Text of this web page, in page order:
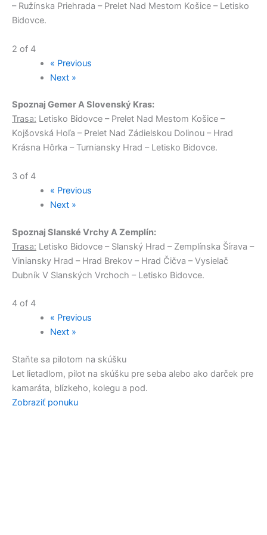
– Ružínska Priehrada – Prelet Nad Mestom Košice – Letisko
Bidovce.
2 of 4
« Previous
Next »
Spoznaj Gemer A Slovenský Kras:
Trasa: Letisko Bidovce – Prelet Nad Mestom Košice –
Kojšovská Hoľa – Prelet Nad Zádielskou Dolinou – Hrad
Krásna Hôrka – Turniansky Hrad – Letisko Bidovce.
3 of 4
« Previous
Next »
Spoznaj Slanské Vrchy A Zemplín:
Trasa: Letisko Bidovce – Slanský Hrad – Zemplínska Šírava –
Viniansky Hrad – Hrad Brekov – Hrad Čičva – Vysielač
Dubník V Slanských Vrchoch – Letisko Bidovce.
4 of 4
« Previous
Next »
Staňte sa pilotom na skúšku
Let lietadlom, pilot na skúšku pre seba alebo ako darček pre
kamaráta, blízkeho, kolegu a pod.
Zobraziť ponuku